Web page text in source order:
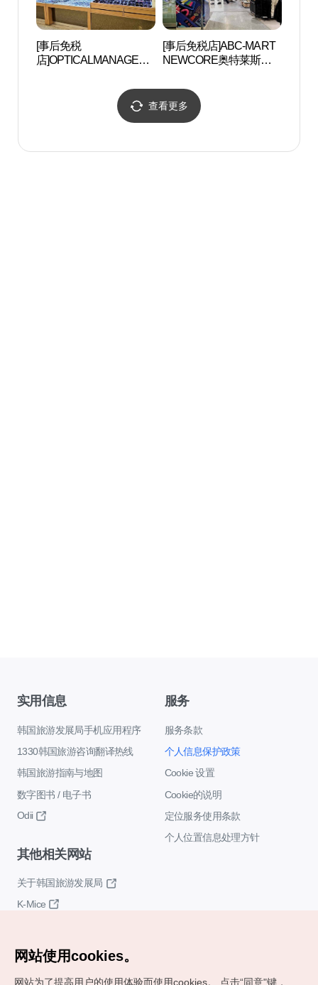
[事后免税
店]OPTICALMANAGER
村店 (안경매니져 뉴코아
[事后免税店]ABC-MART
NEWCORE奥特莱斯坪
아아울렛 평촌점)
查看更多
实用信息
韩国旅游发展局手机应用程序
1330韩国旅游咨询翻译热线
韩国旅游指南与地图
数字图书 / 电子书
Odii
服务
服务条款
个人信息保护政策
Cookie 设置
Cookie的说明
定位服务使用条款
个人位置信息处理方针
其他相关网站
关于韩国旅游发展局
K-Mice
网站使用cookies。
网站为了提高用户的使用体验而使用cookies。 点击“同意"键，